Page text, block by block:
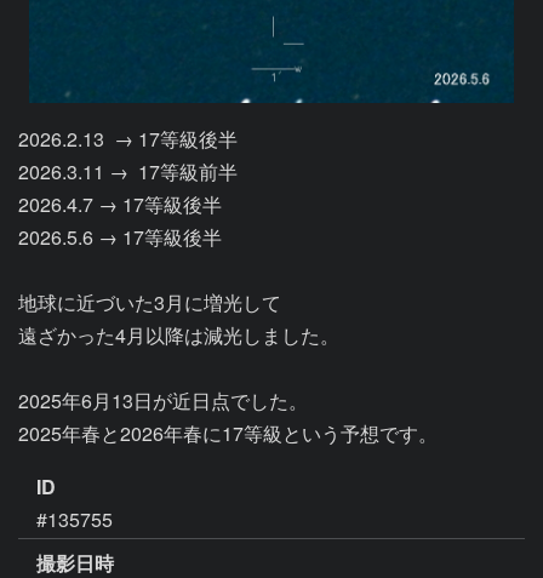
2026.2.13  → 17等級後半
2026.3.11 →  17等級前半
2026.4.7 → 17等級後半
2026.5.6 → 17等級後半
地球に近づいた3月に増光して
遠ざかった4月以降は減光しました。
2025年6月13日が近日点でした。
ID
#135755
撮影日時